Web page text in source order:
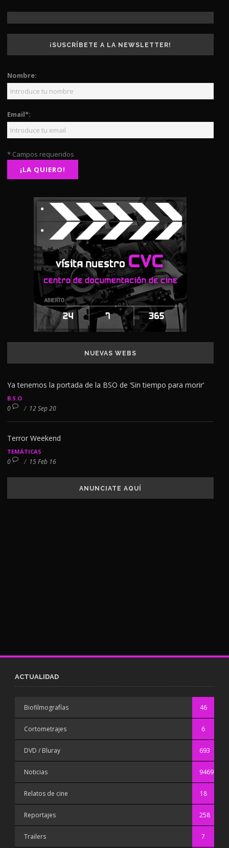
¡SUSCRÍBETE A LA NEWSLETTER!
Nombre:
Email*:
* Campos requeridos
NUEVAS WEBS
Ya tenemos la portada de la BSO de ‘Sin tiempo para morir’
B.S.O
0 / 12 Sep 20
Terror Weekend
TEMÁTICAS
0 / 15 Feb 16
ANUNCIATE AQUÍ
ACTUALIDAD
Biofilmografías 46
Cortometrajes 6
DVD / Bluray 693
Noticias 9469
Relatos de cine 18
Reportajes 258
Trailers 7